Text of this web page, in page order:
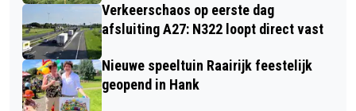
Verkeerschaos op eerste dag
afsluiting A27: N322 loopt direct vast
Nieuwe speeltuin Raairijk feestelijk
geopend in Hank